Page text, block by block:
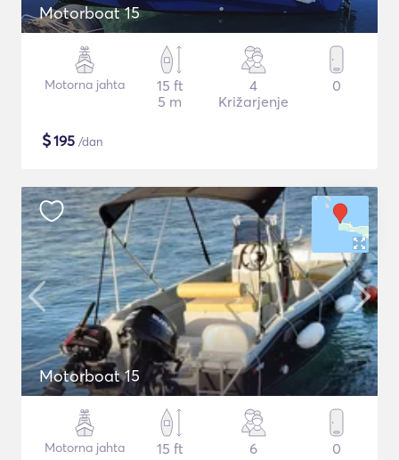
Motorboat 15
Motorna jahta
15 ft
5 m
4
Križarjenje
0
$195 /dan
Motorboat 15
Motorna jahta
15 ft
6
0